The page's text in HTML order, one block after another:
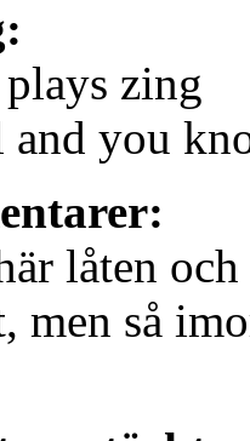
zing
you
låten
men så